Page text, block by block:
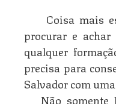
Coisa mais
procurar e
qualquer
precisa para
Salvador com
Não somente